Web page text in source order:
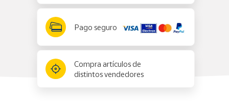
Pago seguro
Compra artículos de
distintos vendedores